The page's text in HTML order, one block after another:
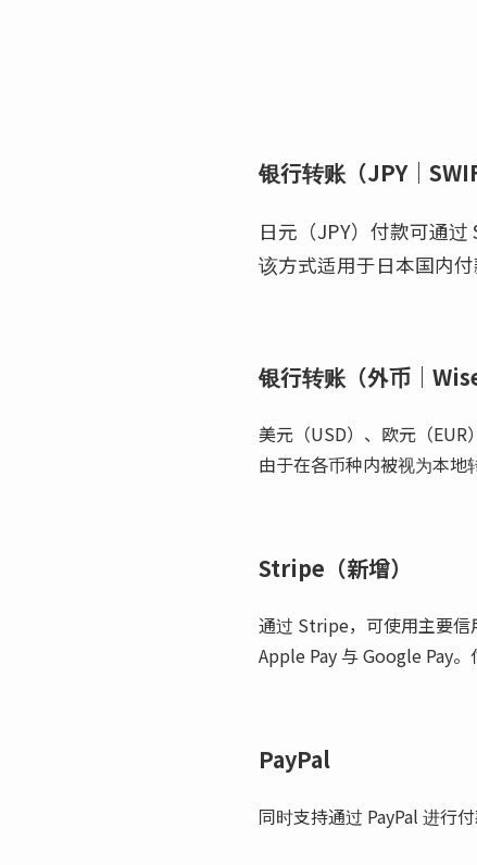
银行转账（JPY｜
日元（JPY）付款可通
该方式适用于日本国内
银行转账（外币｜
美元（USD）、欧元（EUR
由于在各币种内被视为本地
Stripe（新增）
通过 Stripe，可使用主要信
Apple Pay 与 Google Pay
PayPal
同时支持通过 PayPal 进行